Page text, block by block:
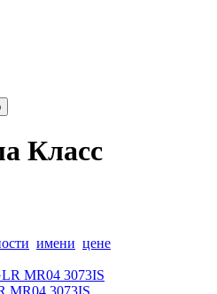
Класс
имени цене
MR04 3073IS